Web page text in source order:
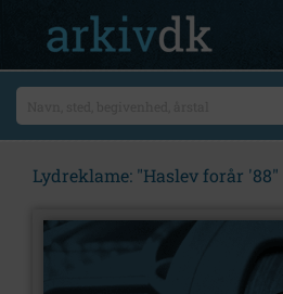
Lydreklame: "Haslev forår '88"